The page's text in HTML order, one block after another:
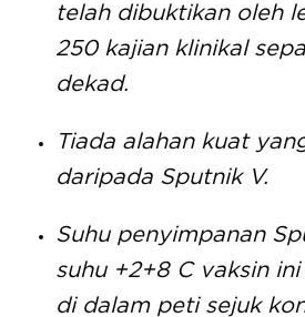
telah dibuktikan oleh
250 kajian klinikal
dekad.
Tiada alahan kuat
daripada Sputnik V.
Suhu penyimpanan
suhu +2+8 C vaksin
di dalam peti sejuk